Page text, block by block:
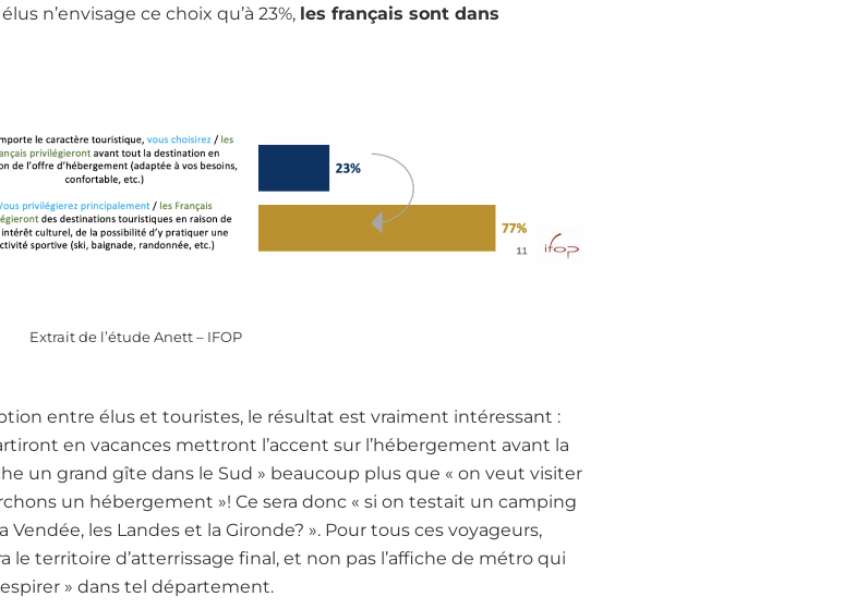
n’envisage ce choix qu’à 23%, les français sont dans
Extrait de l’étude Anett – IFOP
entre élus et touristes, le résultat est vraiment intéressant :
en vacances mettront l’accent sur l’hébergement avant la
un grand gîte dans le Sud » beaucoup plus que « on veut visiter
un hébergement »! Ce sera donc « si on testait un camping
les Landes et la Gironde? ». Pour tous ces voyageurs,
le territoire d’atterrissage final, et non pas l’affiche de métro qui
» dans tel département.